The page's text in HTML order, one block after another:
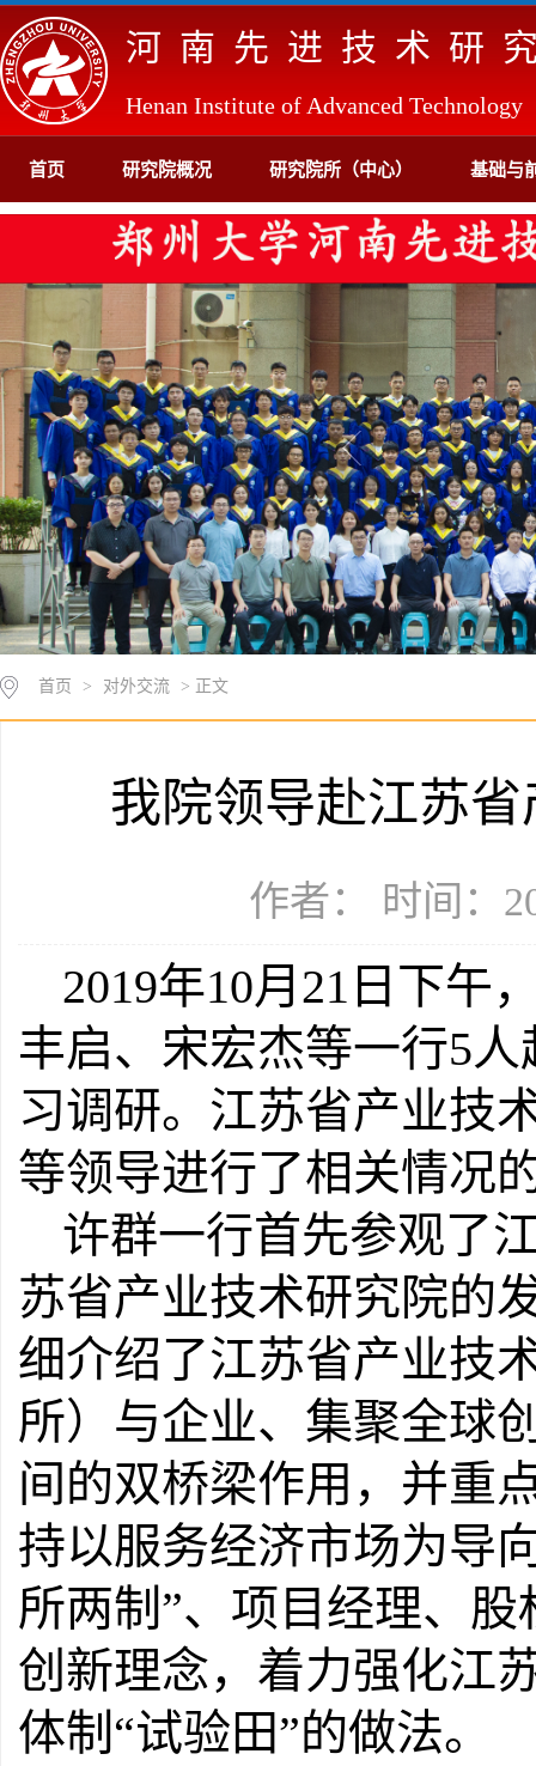
河南先进技术研
Henan Institute of Advanced Technology
首页 研究院概况 研究院所（中心） 基础与
首页 > 对外交流 > 正文
我院领导赴江苏
作者： 时间：
2019年10月21日下午
丰启、宋宏杰等一行5
习调研。江苏省产业技
等领导进行了相关情况
许群一行首先参观了
苏省产业技术研究院的
细介绍了江苏省产业技
所）与企业、集聚全球
间的双桥梁作用，并重
持以服务经济市场为导
所两制”、项目经理、
创新理念，着力强化江
体制“试验田”的做法。